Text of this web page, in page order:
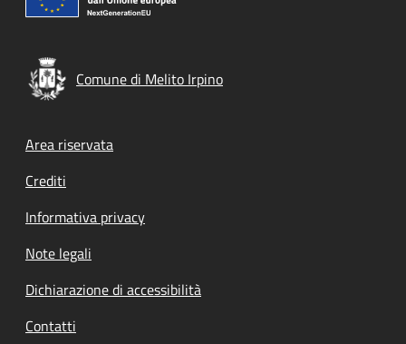
Comune di Melito Irpino
Footer menu
Area riservata
Crediti
Informativa privacy
Note legali
Dichiarazione di accessibilità
Contatti